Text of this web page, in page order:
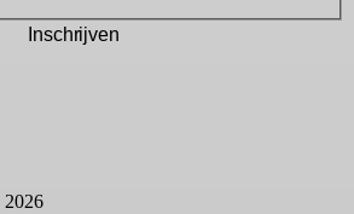
Inschrijven